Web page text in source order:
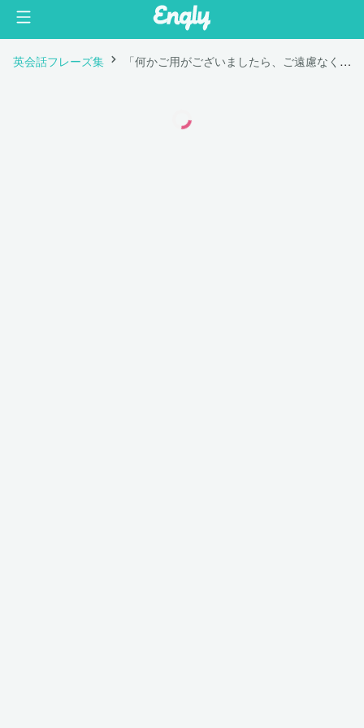
英会話フレーズ集 「何かご用がございましたら、ご遠慮なくお電話くださいませ。」は英語で "Please don’t be afraid to ask to call if there is something else we can do for you."